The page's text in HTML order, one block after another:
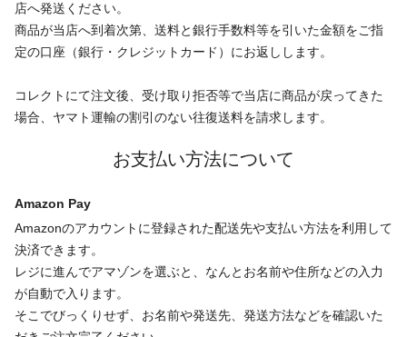
店へ発送ください。
商品が当店へ到着次第、送料と銀行手数料等を引いた金額をご指
定の口座（銀行・クレジットカード）にお返しします。
コレクトにて注文後、受け取り拒否等で当店に商品が戻ってきた
場合、ヤマト運輸の割引のない往復送料を請求します。
お支払い方法について
Amazon Pay
Amazonのアカウントに登録された配送先や支払い方法を利用して
決済できます。
レジに進んでアマゾンを選ぶと、なんとお名前や住所などの入力
が自動で入ります。
そこでびっくりせず、お名前や発送先、発送方法などを確認いた